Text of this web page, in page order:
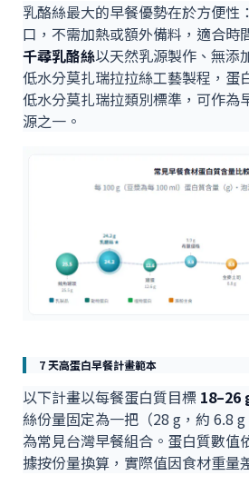
乳酪絲最大的早餐優勢在於方便性
口，不需加熱或額外備料，適合時
千尋乳酪絲以天然乳源製作、無添
低水分莫扎瑞拉拉絲工藝製程，蛋
低水分莫扎瑞拉類別標準，可作為
源之一。
7 天高蛋白早餐計畫範本
以下計畫以每餐蛋白質目標 18–26
絲份量固定為一把（28 g，約 6.8
為常見台灣早餐組合。蛋白質數值
據按份量換算，實際值因食材重量